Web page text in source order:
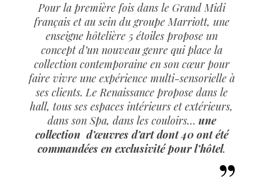
Pour la première fois dans le Grand Midi
français et au sein du groupe Marriott, une
enseigne hôtelière 5 étoiles propose un
concept d’un nouveau genre qui place la
collection contemporaine en son cœur pour
faire vivre une expérience multi-sensorielle à
ses clients. Le Renaissance propose dans le
hall, tous ses espaces intérieurs et extérieurs,
dans son Spa, dans les couloirs… une
collection d’œuvres d’art dont 40 ont été
commandées en exclusivité pour l’hôtel.